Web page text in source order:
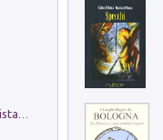
Pietro Bellotti Detto Canaletty. Un Vedutista Veneziano nella Francia dell'Ancien Régime